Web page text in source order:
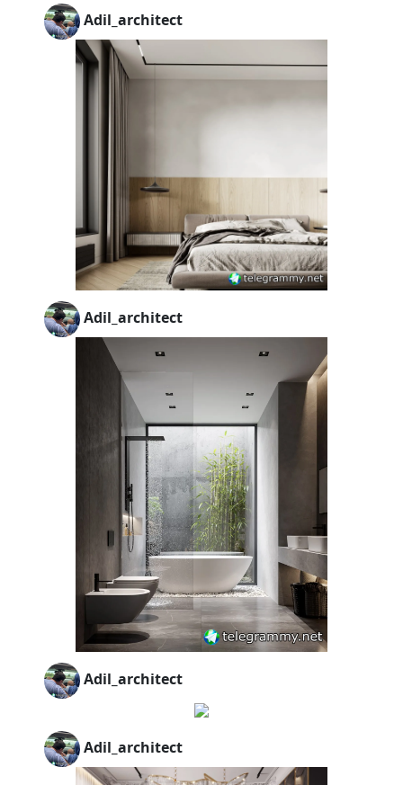
Adil_architect
Adil_architect
Adil_architect
Adil_architect